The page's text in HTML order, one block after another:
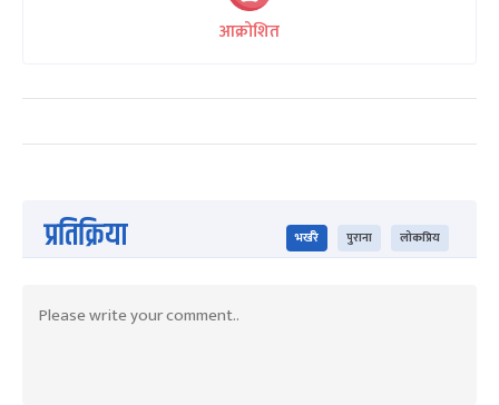
आक्रोशित
प्रतिक्रिया भर्खरै पुराना लोकप्रिय